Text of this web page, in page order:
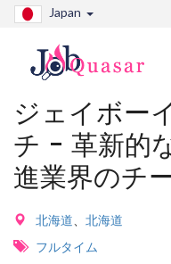
Japan
ジェイボー
チ - 革新的
進業界のチ
北海道
北海道
フルタイム